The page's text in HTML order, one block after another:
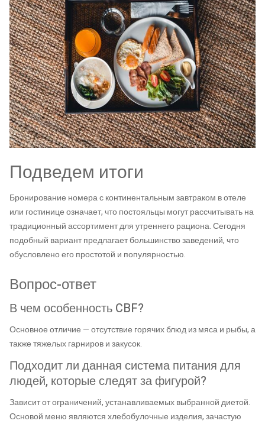
Подведем итоги
Бронирование номера с континентальным завтраком в отеле
или гостинице означает, что постояльцы могут рассчитывать на
традиционный ассортимент для утреннего рациона. Сегодня
подобный вариант предлагает большинство заведений, что
обусловлено его простотой и популярностью.
Вопрос-ответ
В чем особенность CBF?
Основное отличие — отсутствие горячих блюд из мяса и рыбы, а
также тяжелых гарниров и закусок.
Подходит ли данная система питания для
людей, которые следят за фигурой?
Зависит от ограничений, устанавливаемых выбранной диетой.
Основой меню являются хлебобулочные изделия, зачастую